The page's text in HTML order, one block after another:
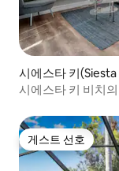
시에스타 키
시에스타 키 비치
게스트 선호
게스트 선호